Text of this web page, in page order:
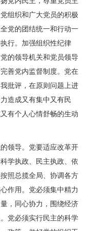
组织和广大党员的积极
党的团结统一和行动一
行。加强组织性纪律
的领导机关和党员领导
善党内监督制度。党在
批评，在原则问题上进
造成又有集中又有民
有个人心情舒畅的生动
领导。党要适应改革开
学执政、民主执政、依
照总揽全局、协调各方
作用。党必须集中精力
，同心协力，围绕经济
党必须实行民主的科学